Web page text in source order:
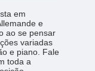
em
e
ao se pensar
variadas
e piano. Fale
toda a